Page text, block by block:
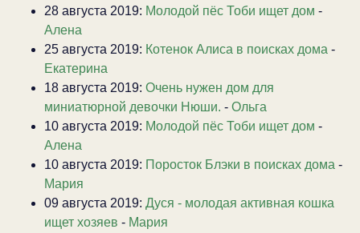
28 августа 2019: Молодой пёс Тоби ищет дом -
Алена
25 августа 2019: Котенок Алиса в поисках дома -
Екатерина
18 августа 2019: Очень нужен дом для
миниатюрной девочки Нюши. - Ольга
10 августа 2019: Молодой пёс Тоби ищет дом -
Алена
10 августа 2019: Поросток Блэки в поисках дома -
Мария
09 августа 2019: Дуся - молодая активная кошка
ищет хозяев - Мария